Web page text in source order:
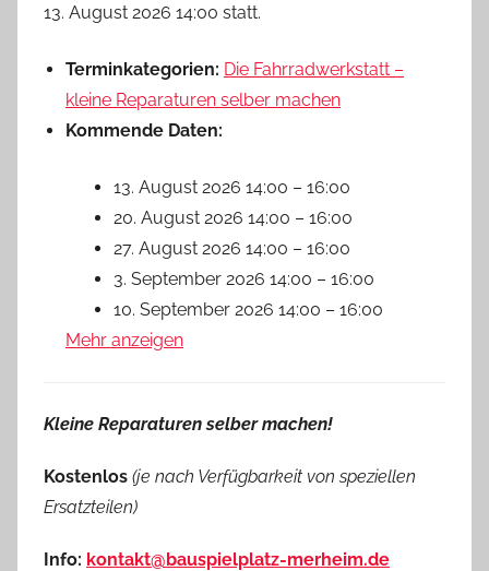
13. August 2026 14:00 statt.
Terminkategorien: Die Fahrradwerkstatt –
kleine Reparaturen selber machen
Kommende Daten:
13. August 2026 14:00 – 16:00
20. August 2026 14:00 – 16:00
27. August 2026 14:00 – 16:00
3. September 2026 14:00 – 16:00
10. September 2026 14:00 – 16:00
Mehr anzeigen
Kleine Reparaturen selber machen!
Kostenlos (je nach Verfügbarkeit von speziellen
Ersatzteilen)
Info: kontakt@bauspielplatz-merheim.de